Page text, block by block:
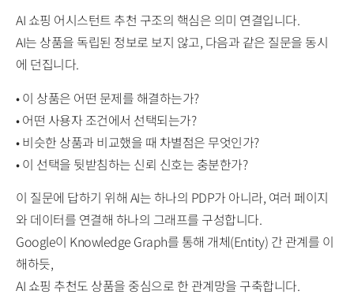
AI 쇼핑 어시스턴트 추천 구조의 핵심은 의미 연결입니다.
AI는 상품을 독립된 정보로 보지 않고, 다음과 같은 질문을 동시
에 던집니다.
• 이 상품은 어떤 문제를 해결하는가?
• 어떤 사용자 조건에서 선택되는가?
• 비슷한 상품과 비교했을 때 차별점은 무엇인가?
• 이 선택을 뒷받침하는 신뢰 신호는 충분한가?
이 질문에 답하기 위해 AI는 하나의 PDP가 아니라, 여러 페이지
와 데이터를 연결해 하나의 그래프를 구성합니다.
Google이 Knowledge Graph를 통해 개체(Entity) 간 관계를 이
해하듯,
AI 쇼핑 추천도 상품을 중심으로 한 관계망을 구축합니다.